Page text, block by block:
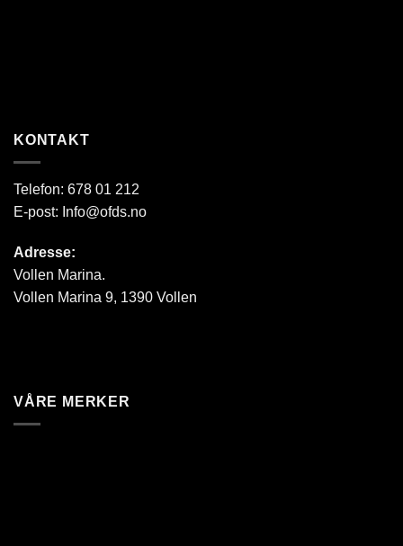
KONTAKT
Telefon: 678 01 212
E-post: Info@ofds.no
Adresse:
Vollen Marina.
Vollen Marina 9, 1390 Vollen
VÅRE MERKER